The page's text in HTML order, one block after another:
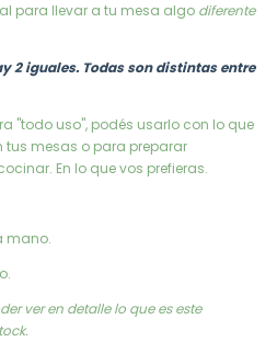
para llevar a tu mesa algo diferente
2 iguales. Todas son distintas entre
"todo uso", podés usarlo con lo que
tus mesas o para preparar
En lo que vos prefieras.
mano.
ver en detalle lo que es este